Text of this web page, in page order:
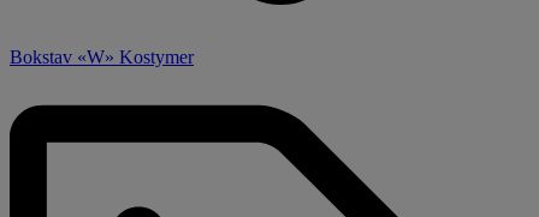
Bokstav «W» Kostymer